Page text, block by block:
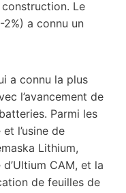
Le
a connu un
a connu la plus
l’avancement de
Parmi les
l’usine de
Lithium,
CAM, et la
de feuilles de